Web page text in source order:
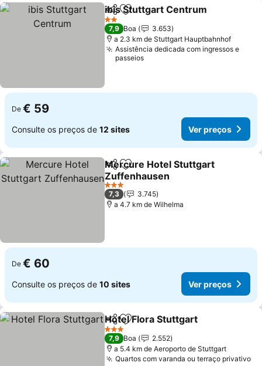
PartilharAdicionar aos favoritos
ibis Stuttgart Centrum
2 Estrelas
7,9 Boa
3.653
a 2.3 km de Stuttgart Hauptbahnhof
Assistência dedicada com ingressos e
passeios
De € 59
Consulte os preços de 12 sites Ver preços
PartilharAdicionar aos favoritos
Mercure Hotel Stuttgart
Zuffenhausen
3 Estrelas
7,3
3.745
a 4.7 km de Wilhelma
De € 60
Consulte os preços de 10 sites Ver preços
PartilharAdicionar aos favoritos
Hotel Flora Stuttgart
3 Estrelas
7,9 Boa
2.552
a 5.4 km de Aeroporto de Stuttgart
Quartos com varanda ou terraço privativo